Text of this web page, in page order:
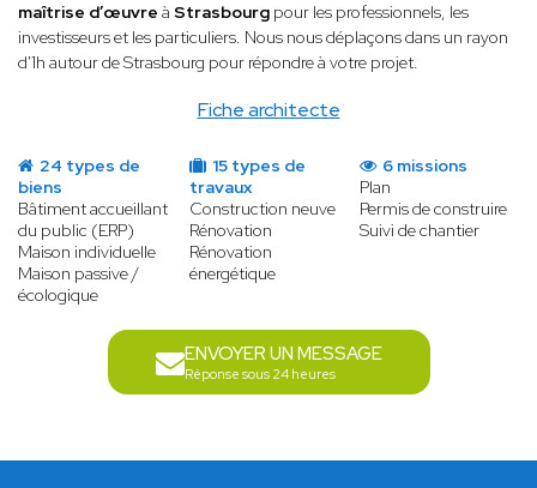
Fiche architecte
maîtrise d’œuvre à Strasbourg pour les professionnels, les
investisseurs et les particuliers. Nous nous déplaçons dans un rayon
d'1h autour de Strasbourg pour répondre à votre projet.
24 types de
biens
Bâtiment accueillant
du public (ERP)
Maison individuelle
Maison passive /
écologique
15 types de
travaux
Construction neuve
Rénovation
Rénovation
énergétique
6 missions
Plan
Permis de construire
Suivi de chantier
ENVOYER UN MESSAGE
Réponse sous 24 heures